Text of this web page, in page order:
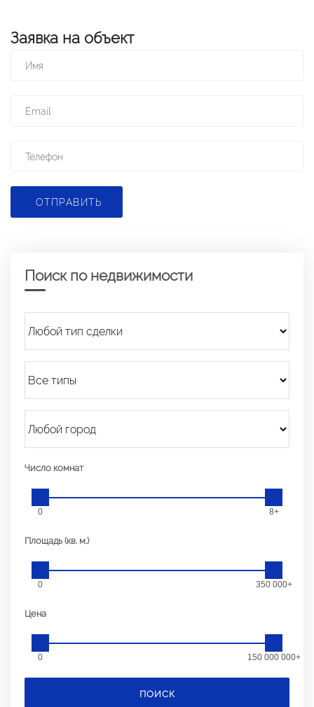
Заявка на объект
ОТПРАВИТЬ
Поиск по недвижимости
Число комнат
0 8+
Площадь (кв. м.)
0 350 000+
Цена
0 150 000 000+
ПОИСК